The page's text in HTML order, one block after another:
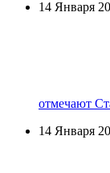
14 Января
отмечают
14 Января